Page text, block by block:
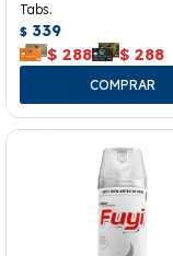
Tabs.
$ 339
$ 288 $ 288